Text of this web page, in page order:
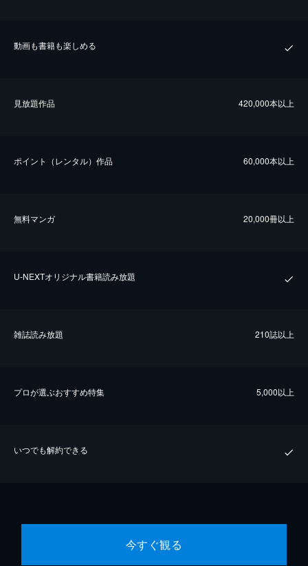
動画も書籍も楽しめる
⾒放題作品 420,000本以上
ポイント（レンタル）作品 60,000本以上
無料マンガ 20,000冊以上
U-NEXTオリジナル書籍読み放題
雑誌読み放題 210誌以上
プロが選ぶおすすめ特集 5,000以上
いつでも解約できる
今すぐ観る